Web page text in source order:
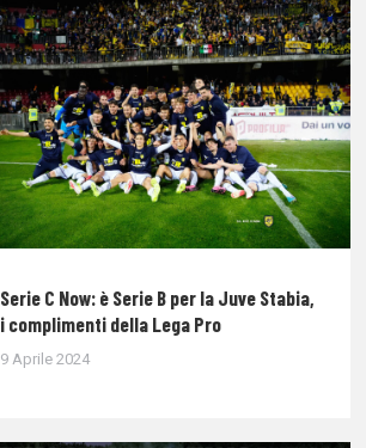
Serie C Now: è Serie B per la Juve Stabia,
i complimenti della Lega Pro
9 Aprile 2024